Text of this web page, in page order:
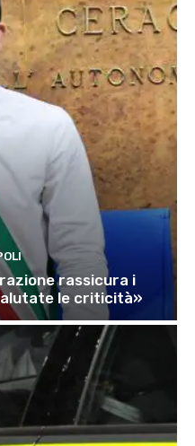
rassicura i
le criticità»